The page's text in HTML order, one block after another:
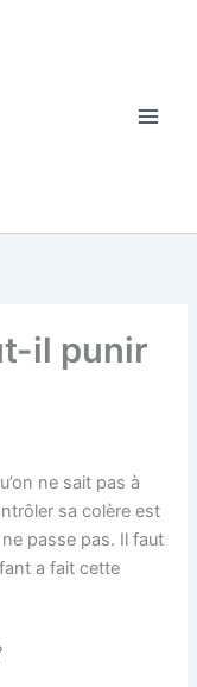
il punir
ne sait pas à
sa colère est
passe pas. Il faut
a fait cette